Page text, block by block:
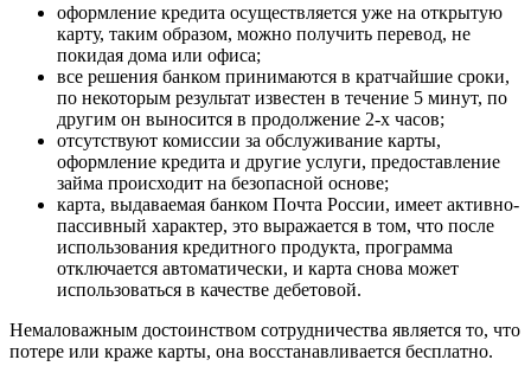
оформление кредита осуществляется уже на открытую
карту, таким образом, можно получить перевод, не
покидая дома или офиса;
все решения банком принимаются в кратчайшие сроки,
по некоторым результат известен в течение 5 минут, по
другим он выносится в продолжение 2-х часов;
отсутствуют комиссии за обслуживание карты,
оформление кредита и другие услуги, предоставление
займа происходит на безопасной основе;
карта, выдаваемая банком Почта России, имеет активно-
пассивный характер, это выражается в том, что после
использования кредитного продукта, программа
отключается автоматически, и карта снова может
использоваться в качестве дебетовой.
Немаловажным достоинством сотрудничества является то, что
потере или краже карты, она восстанавливается бесплатно.